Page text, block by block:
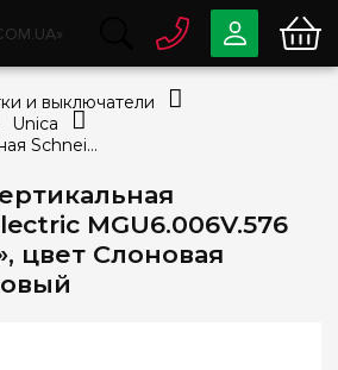
MGU6.006V.576
цвет Слоновая
0 80033-63-07
info@e7.com.ua
Viber Telegram
и выключатели
Unica
Рамка 3-я вертикальная Schneider Electric MGU6.006V.576 Unica «Plus», цвет Слоновая кость / Лиловый